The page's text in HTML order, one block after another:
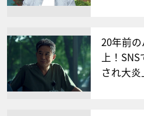
20年前
上！
され大